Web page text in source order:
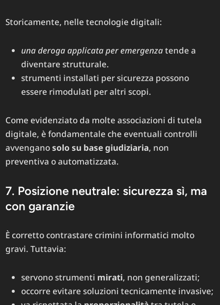
Storicamente, nelle tecnologie digitali:
una deroga applicata per emergenzatende a
diventare strutturale.
strumenti installati per sicurezza possono
essere rimodulati per altri scopi.
Come evidenziato da molte associazioni di tutela
digitale, è fondamentale che eventuali controlli
avvenganosolo su base giudiziaria, non
preventiva o automatizzata.
7. Posizione neutrale: sicurezza sì, ma
con garanzie
È corretto contrastare crimini informatici molto
gravi. Tuttavia:
servono strumenti mirati, non generalizzati;
occorre evitare soluzioni tecnicamente invasive;